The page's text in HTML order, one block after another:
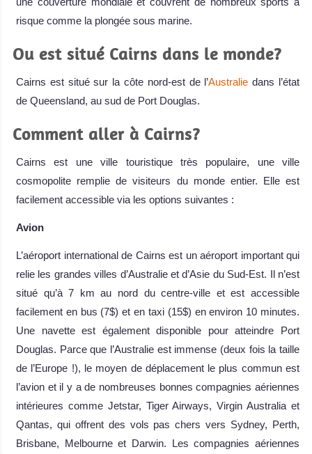
risque comme la plongée sous marine.
Ou est situé Cairns dans le monde?
Cairns est situé sur la côte nord-est de l’Australiedans l’état
de Queensland, au sud de Port Douglas.
Comment aller à Cairns?
Cairns est une ville touristique très populaire, une ville
cosmopolite remplie de visiteurs du monde entier. Elle est
facilement accessible via les options suivantes :
Avion
L’aéroport international de Cairns est un aéroport important qui
relie les grandes villes d’Australie et d’Asie du Sud-Est. Il n’est
situé qu’à 7 km au nord du centre-ville et est accessible
facilement en bus (7$) et en taxi (15$) en environ 10 minutes.
Une navette est également disponible pour atteindre Port
Douglas. Parce que l’Australie est immense (deux fois la taille
de l’Europe !), le moyen de déplacement le plus commun est
l’avion et il y a de nombreuses bonnes compagnies aériennes
intérieures comme Jetstar, Tiger Airways, Virgin Australia et
Qantas, qui offrent des vols pas chers vers Sydney, Perth,
Brisbane, Melbourne et Darwin. Les compagnies aériennes